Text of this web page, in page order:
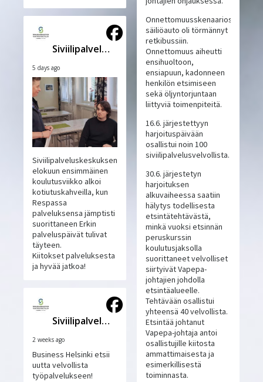
Siviilipalveluskeskus
5 days ago
Siviilipalveluskeskuksen
elokuun ensimmäinen
koulutusviikko alkoi
kotiutuskahveilla, kun
Respassa
palveluksensa jämptisti
suorittaneen Erkin
palveluspäivät tulivat
täyteen.
Kiitokset palveluksesta
ja hyvää jatkoa!
Siviilipalveluskeskus
2 weeks ago
Business Helsinki etsii
uutta velvollista
työpalvelukseen!
Onnettomuusskenaariossa
säiliöauto oli törmännyt
retkibussiin.
Onnettomuus aiheutti
ensihuoltoon,
ensiapuun, kadonneen
henkilön etsimiseen
sekä öljyntorjuntaan
liittyviä toimenpiteitä.
16.6. järjestettyyn
harjoituspäivään
osallistui noin 100
siviilipalvelusvelvollista.
30.6. järjestetyn
harjoituksen
alkuvaiheessa saatiin
hälytys todellisesta
etsintätehtävästä,
minkä vuoksi etsinnän
peruskurssin
koulutusjaksolla
suorittaneet velvolliset
siirtyivät Vapepa-
johtajien johdolla
etsintäalueelle.
Tehtävään osallistui
yhteensä 40 velvollista.
Etsintää johtanut
Vapepa-johtaja antoi
osallistujille kiitosta
ammattimaisesta ja
esimerkillisestä
toiminnasta.